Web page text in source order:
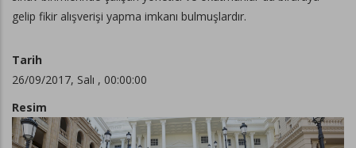
gelip fikir alışverişi yapma imkanı bulmuşlardır.
Tarih
26/09/2017, Salı , 00:00:00
Resim